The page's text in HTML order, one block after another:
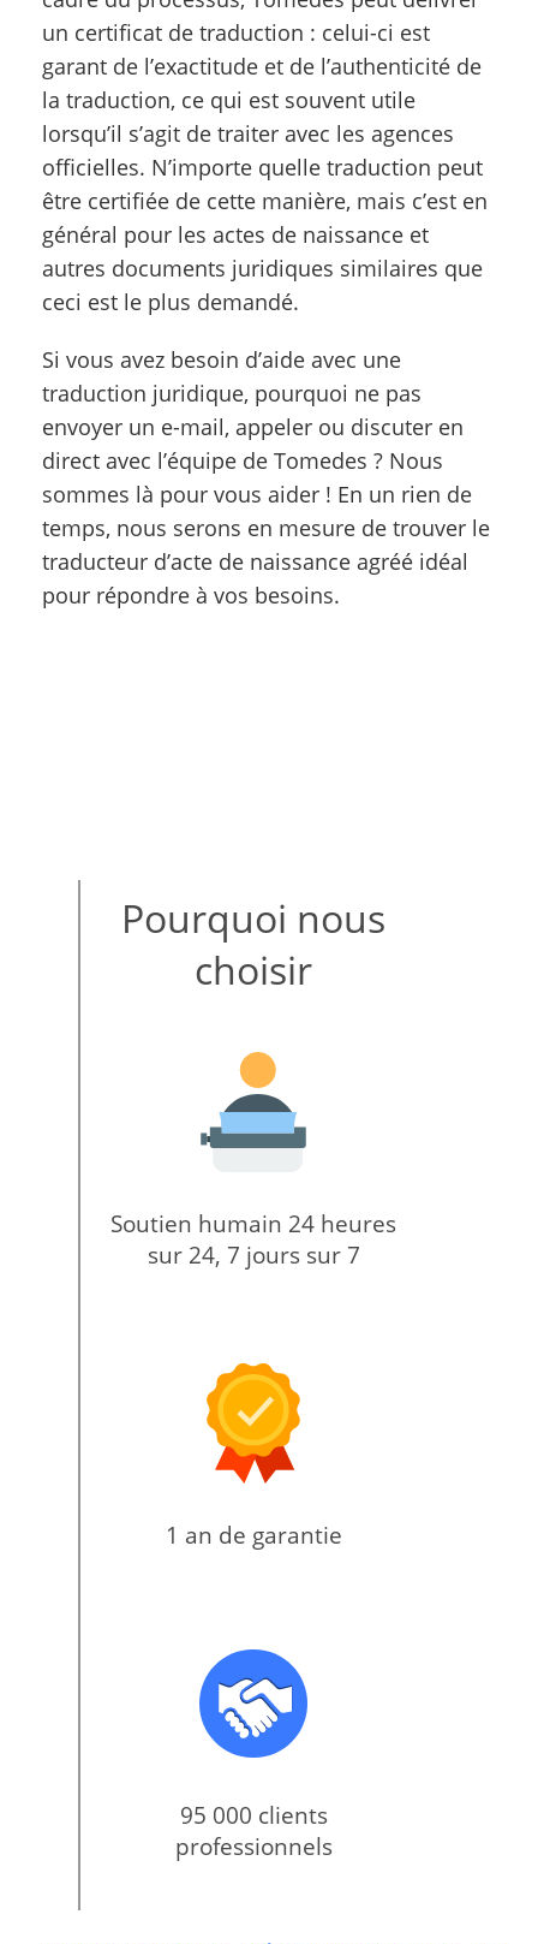
un certificat de traduction : celui-ci est
garant de l’exactitude et de l’authenticité de
la traduction, ce qui est souvent utile
lorsqu’il s’agit de traiter avec les agences
officielles. N’importe quelle traduction peut
être certifiée de cette manière, mais c’est en
général pour les actes de naissance et
autres documents juridiques similaires que
ceci est le plus demandé.
Si vous avez besoin d’aide avec une
traduction juridique, pourquoi ne pas
envoyer un e-mail, appeler ou discuter en
direct avec l’équipe de Tomedes ? Nous
sommes là pour vous aider ! En un rien de
temps, nous serons en mesure de trouver le
traducteur d’acte de naissance agréé idéal
pour répondre à vos besoins.
Pourquoi nous
choisir
Soutien humain 24 heures
sur 24, 7 jours sur 7
1 an de garantie
95 000 clients
professionnels